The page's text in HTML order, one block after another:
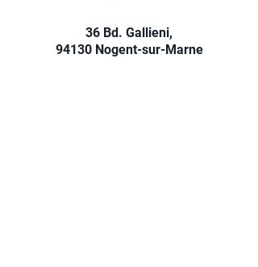
36 Bd. Gallieni,
94130 Nogent-sur-Marne